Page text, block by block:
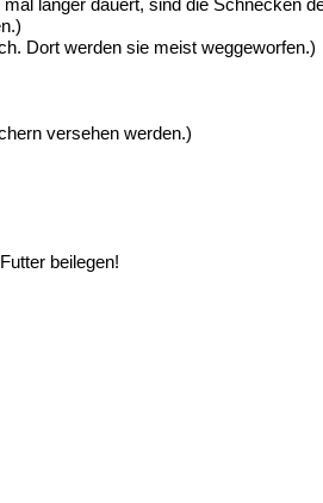
länger dauert, sind die Schnecken
Dort werden sie meist weggeworfen.)
versehen werden.)
beilegen!